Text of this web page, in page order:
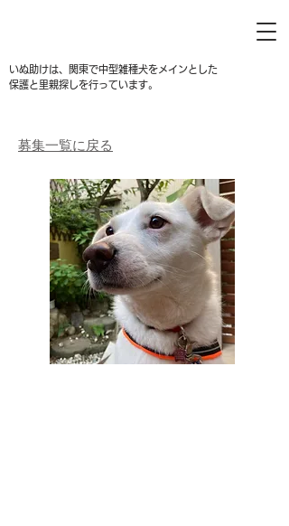
いぬ助けは、関東で中型雑種犬をメインとした
保護と里親探しを行っています。
募集一覧に戻る